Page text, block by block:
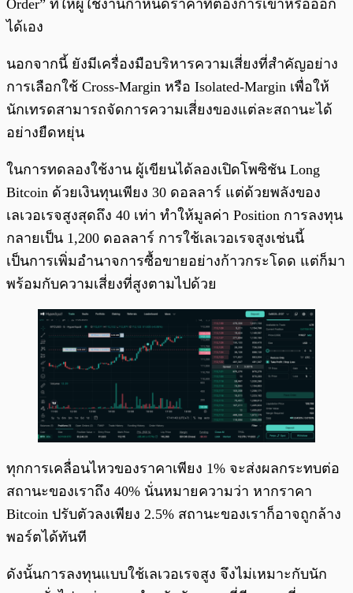
Order” ที่ให้ผู้ใช้งานกำหนดราคาที่ต้องการเข้าหรือออก
ได้เอง
นอกจากนี้ ยังมีเครื่องมือบริหารความเสี่ยงที่สำคัญอย่าง
การเลือกใช้ Cross-Margin หรือ Isolated-Margin เพื่อให้
นักเทรดสามารถจัดการความเสี่ยงของแต่ละสถานะได้
อย่างยืดหยุ่น
ในการทดลองใช้งาน ผู้เขียนได้ลองเปิดโพซิชัน Long
Bitcoin ด้วยเงินทุนเพียง 30 ดอลลาร์ แต่ด้วยพลังของ
เลเวอเรจสูงสุดถึง 40 เท่า ทำให้มูลค่า Position การลงทุน
กลายเป็น 1,200 ดอลลาร์ การใช้เลเวอเรจสูงเช่นนี้
เป็นการเพิ่มอำนาจการซื้อขายอย่างก้าวกระโดด แต่ก็มา
พร้อมกับความเสี่ยงที่สูงตามไปด้วย
ทุกการเคลื่อนไหวของราคาเพียง 1% จะส่งผลกระทบต่อ
สถานะของเราถึง 40% นั่นหมายความว่า หากราคา
Bitcoin ปรับตัวลงเพียง 2.5% สถานะของเราก็อาจถูกล้าง
พอร์ตได้ทันที
ดังนั้นการลงทุนแบบใช้เลเวอเรจสูง จึงไม่เหมาะกับนัก